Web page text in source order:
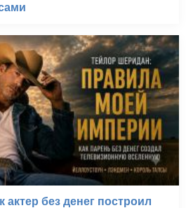
без денег построил